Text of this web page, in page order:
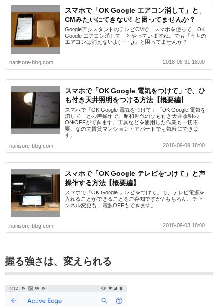
スマホで「OK Google エアコン消して」と、
CMみたいにできない! と困ってませんか？
GoogleアシスタントのテレビCMで、スマホを使って「OK
Google エアコン消して」とやっていますね。でも『うちの
エアコンは消えないよ(・・;)』と困ってませんか？
nanisore-blog.com 2018-08-31 18:00
スマホで「OK Google 電気をつけて」で、ひ
も付き天井照明をつける方法【概要編】
スマホで「OK Google 電気をつけて」「OK Google 電気を
消して」との声操作で、昭和世代のひも付き天井照明の
ON/OFFができます。工具などを使用した作業も一切不
要。なので賃貸マンション・アパートでも気軽にできま
す。
nanisore-blog.com
2018-09-09 18:00
スマホで「OK Google テレビをつけて」と声
操作する方法【概要編】
スマホで「OK Google テレビをつけて」で、テレビ電源を
入れることができることをご存知ですか? もちろん、チャ
ンネル変更も、電源OFFもできます。
nanisore-blog.com 2018-09-03 18:00
握る強さは、変えられる